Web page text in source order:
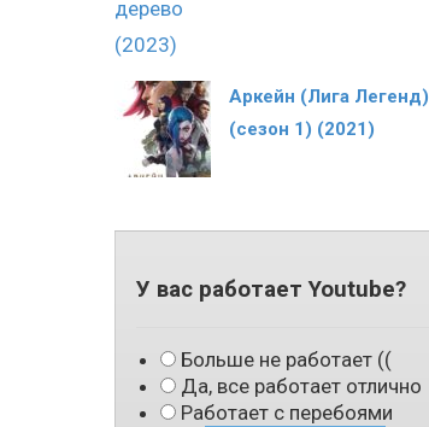
Аркейн (Лига Легенд)
(сезон 1) (2021)
У вас работает Youtube?
Больше не работает ((
Да, все работает отлично
Работает с перебоями